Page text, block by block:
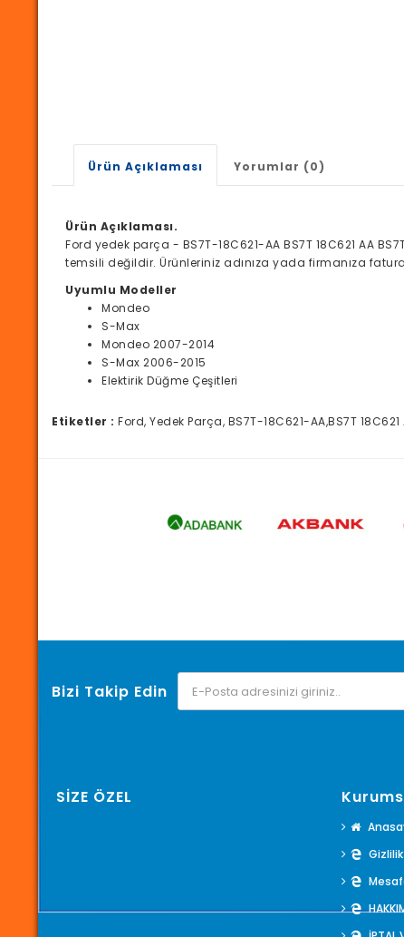
Ürün Açıklaması Yorumlar (0)
Ürün Açıklaması.
Ford yedek parça - BS7T-18C621-AA BS7T 18C621 AA
temsili değildir. Ürünleriniz adınıza yada firmanıza
Uyumlu Modeller
Mondeo
S-Max
Mondeo 2007-2014
S-Max 2006-2015
Elektirik Düğme Çeşitleri
Etiketler : Ford, Yedek Parça, BS7T-18C621-AA,BS7T 18C621
Bizi Takip Edin
SİZE ÖZEL